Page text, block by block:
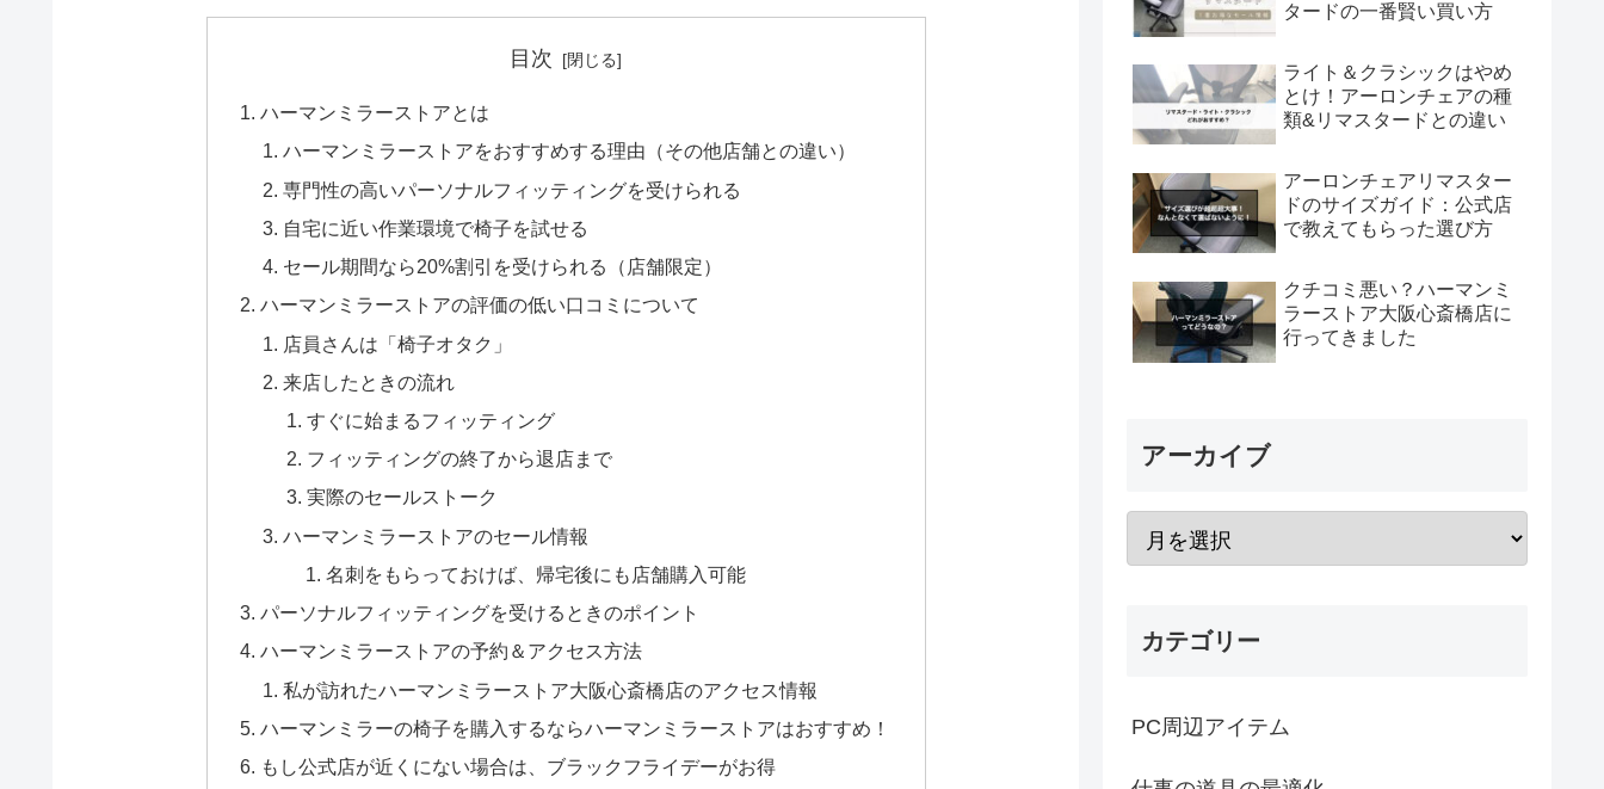
目次
ハーマンミラーストアとは
ハーマンミラーストアをおすすめする理由（その他店舗との違い）
専門性の高いパーソナルフィッティングを受けられる
自宅に近い作業環境で椅子を試せる
セール期間なら20%割引を受けられる（店舗限定）
ハーマンミラーストアの評価の低い口コミについて
店員さんは「椅子オタク」
来店したときの流れ
すぐに始まるフィッティング
フィッティングの終了から退店まで
実際のセールストーク
ハーマンミラーストアのセール情報
名刺をもらっておけば、帰宅後にも店舗購入可能
パーソナルフィッティングを受けるときのポイント
ハーマンミラーストアの予約＆アクセス方法
私が訪れたハーマンミラーストア大阪心斎橋店のアクセス情報
ハーマンミラーの椅子を購入するならハーマンミラーストアはおすすめ！
もし公式店が近くにない場合は、ブラックフライデーがお得
タードの一番賢い買い方
ライト＆クラシックはやめ
とけ！アーロンチェアの種
類&リマスタードとの違い
アーロンチェアリマスター
ドのサイズガイド：公式店
で教えてもらった選び方
クチコミ悪い？ハーマンミ
ラーストア大阪心斎橋店に
行ってきました
アーカイブ
カテゴリー
PC周辺アイテム